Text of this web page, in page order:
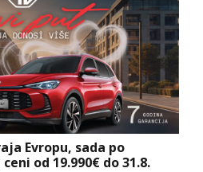
Evropu, sada po
od 19.990€ do 31.8.